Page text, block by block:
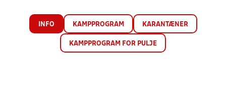
INFO KAMPPROGRAM KARANTÆNER
KAMPPROGRAM FOR PULJE